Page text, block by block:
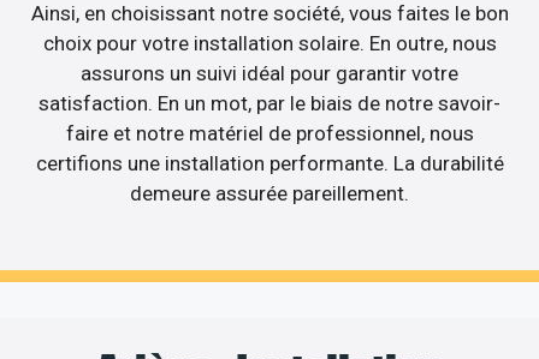
Ainsi, en choisissant notre société, vous faites le bon
choix pour votre installation solaire. En outre, nous
assurons un suivi idéal pour garantir votre
satisfaction. En un mot, par le biais de notre savoir-
faire et notre matériel de professionnel, nous
certifions une installation performante. La durabilité
demeure assurée pareillement.